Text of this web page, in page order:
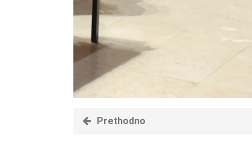
Prethodno